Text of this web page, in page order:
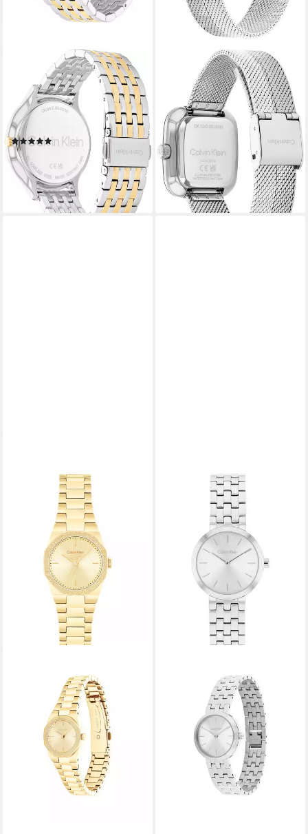
CALVIN KLEIN
Quarzuhr CK TIMELESS
25100002, Armbanduhr,
Damenuhr, Glaskristalle,
Edelstahlarmband
(2)
186,92 €
lieferbar - in 1-2 Werktagen bei dir
CALVIN KLEIN
Quarzuhr CK ADORE
25100098, Armbanduhr,
Damenuhr, Edelstahlarmband,
analog
123,71 €
-11%
lieferbar - in 1-2 Werktagen bei dir